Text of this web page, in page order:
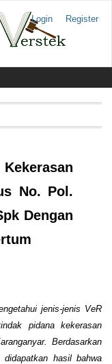
Login Register
No. Pol.
Dengan
jenis-jenis VeR
pidana kekerasan
Berdasarkan
hasil bahwa